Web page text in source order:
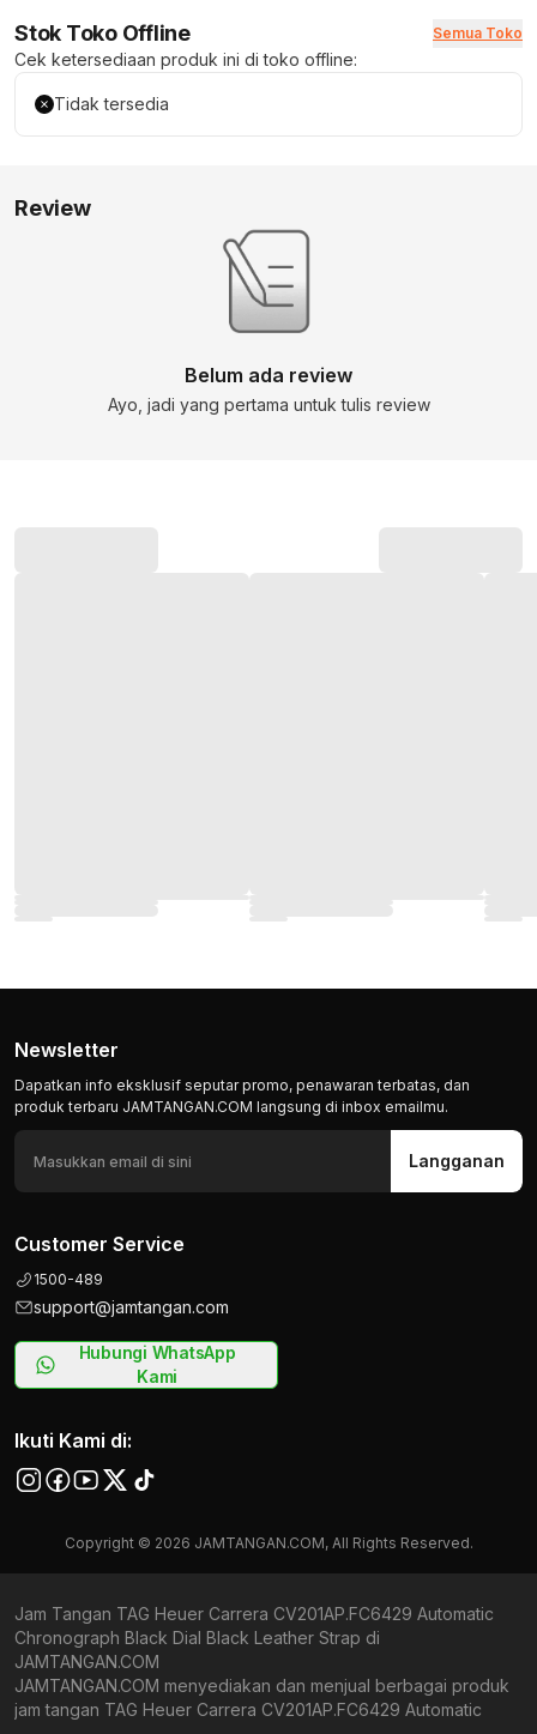
Newsletter
Dapatkan info eksklusif seputar promo, penawaran terbatas, dan
produk terbaru JAMTANGAN.COM langsung di inbox emailmu.
Langganan
Customer Service
1500-489
support@jamtangan.com
Hubungi WhatsApp
Kami
Ikuti Kami di:
Copyright © 2026 JAMTANGAN.COM, All Rights Reserved.
Jam Tangan TAG Heuer Carrera CV201AP.FC6429 Automatic
Chronograph Black Dial Black Leather Strap di
JAMTANGAN.COM
JAMTANGAN.COM menyediakan dan menjual berbagai produk
jam tangan TAG Heuer Carrera CV201AP.FC6429 Automatic
Stok Toko Offline Semua Toko
Cek ketersediaan produk ini di toko offline:
Tidak tersedia
Review
Belum ada review
Ayo, jadi yang pertama untuk tulis review